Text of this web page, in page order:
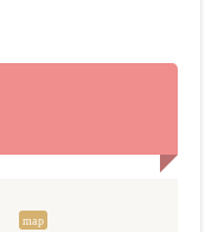
map